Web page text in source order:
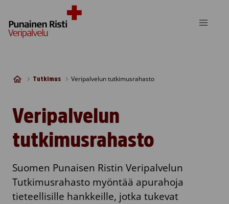
Tutkimus Veripalvelun tutkimusrahasto
Veripalvelun
tutkimusrahasto
Suomen Punaisen Ristin Veripalvelun
Tutkimusrahasto myöntää apurahoja
tieteellisille hankkeille, jotka tukevat